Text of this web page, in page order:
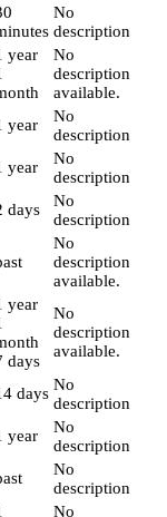
No
description
year
No
description
available.
year
No
description
year
No
description
days
No
description
No
description
available.
year
days
No
description
available.
days No
description
year
No
description
No
description
No